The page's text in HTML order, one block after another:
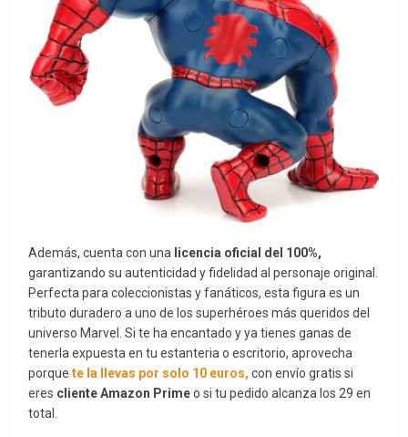
Además, cuenta con una licencia oficial del 100%,
garantizando su autenticidad y fidelidad al personaje original.
Perfecta para coleccionistas y fanáticos, esta figura es un
tributo duradero a uno de los superhéroes más queridos del
universo Marvel. Si te ha encantado y ya tienes ganas de
tenerla expuesta en tu estanteria o escritorio, aprovecha
porquete la llevas por solo 10 euros, con envío gratis si
eres cliente Amazon Primeo si tu pedido alcanza los 29 en
total.